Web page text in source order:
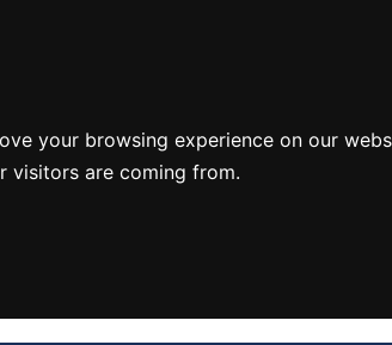
your browsing experience on our
visitors are coming from.